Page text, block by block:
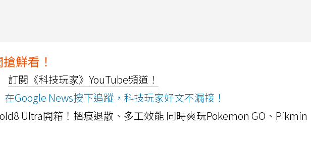
鮮看！
訂閱《科技玩家》YouTube頻道！
在Google News按下追蹤，科技玩家好文不漏接！
Ultra開箱！摺痕退散、多工效能 同時爽玩Pokemon GO、Pikmin